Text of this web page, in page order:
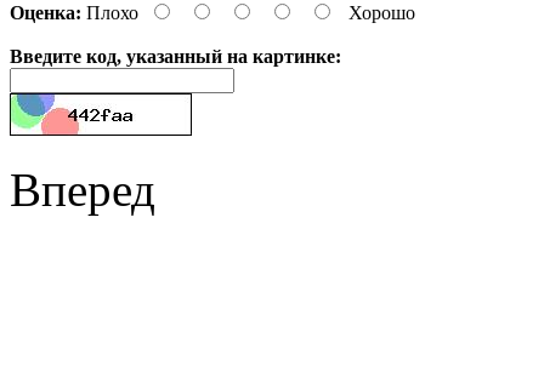
Оценка: Плохо Хорошо
Введите код, указанный на картинке:
Вперед